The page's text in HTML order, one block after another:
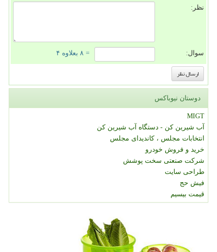
نظر:
سوال: = ۸ بعلاوه ۴
دوستان نیوباکس
MIGT
آب شیرین کن - دستگاه آب شیرین کن
انتخابات مجلس ، کاندیدای مجلس
خرید و فروش خودرو
شرکت صنعتی سخت پوشش
طراحی سایت
فیش حج
قیمت بیسیم